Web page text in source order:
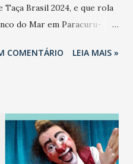
Taça Brasil 2024, e que rola
do Mar em Paracuru-
em um mar que
as duas baterias
a superar grandes nomes do
Wenderson Biludo, na
COMENTÁRIO LEIA MAIS »